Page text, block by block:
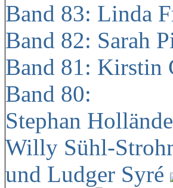
Band 83: Linda
Band 82: Sarah
Band 81: Kirstin
Band 80:
Stephan
Willy Sühl-
und Ludger Syré